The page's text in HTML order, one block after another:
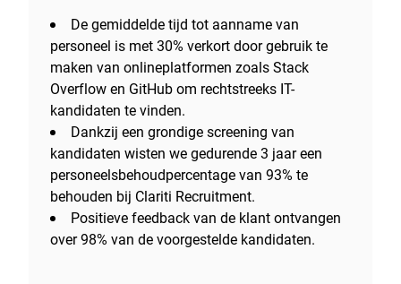
De gemiddelde tijd tot aanname van
personeel is met 30% verkort door gebruik te
maken van onlineplatformen zoals Stack
Overflow en GitHub om rechtstreeks IT-
kandidaten te vinden.
Dankzij een grondige screening van
kandidaten wisten we gedurende 3 jaar een
personeelsbehoudpercentage van 93% te
behouden bij Clariti Recruitment.
Positieve feedback van de klant ontvangen
over 98% van de voorgestelde kandidaten.